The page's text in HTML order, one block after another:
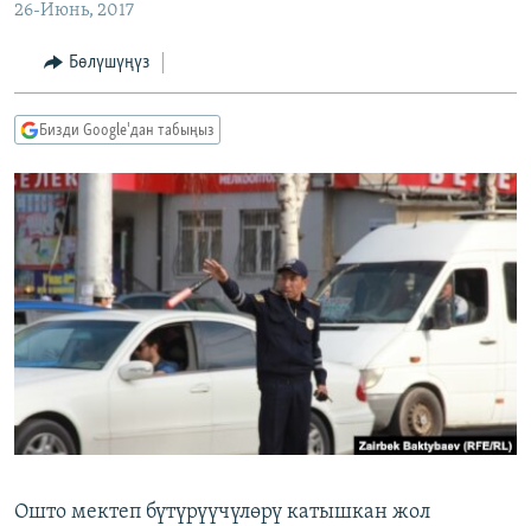
МАДАНИЯТ
ТВ ПРОГРАММАЛАР
БҮГҮН АЗАТТЫКТА
ДАНИСТЕ
ЭЖЕ-СИҢДИЛЕР
АЗАТТЫК+
ЫҢГАЙСЫЗ СУРООЛОР
ПОДКАСТ
Русский
ОНЛАЙН ШЕРИНЕ
ЭЕ/АРнун бардык сайттары
26-Июнь, 2017
Бөлүшүңүз
Бизди Google'дан табыңыз
Ошто мектеп бүтүрүүчүлөрү катышкан жол